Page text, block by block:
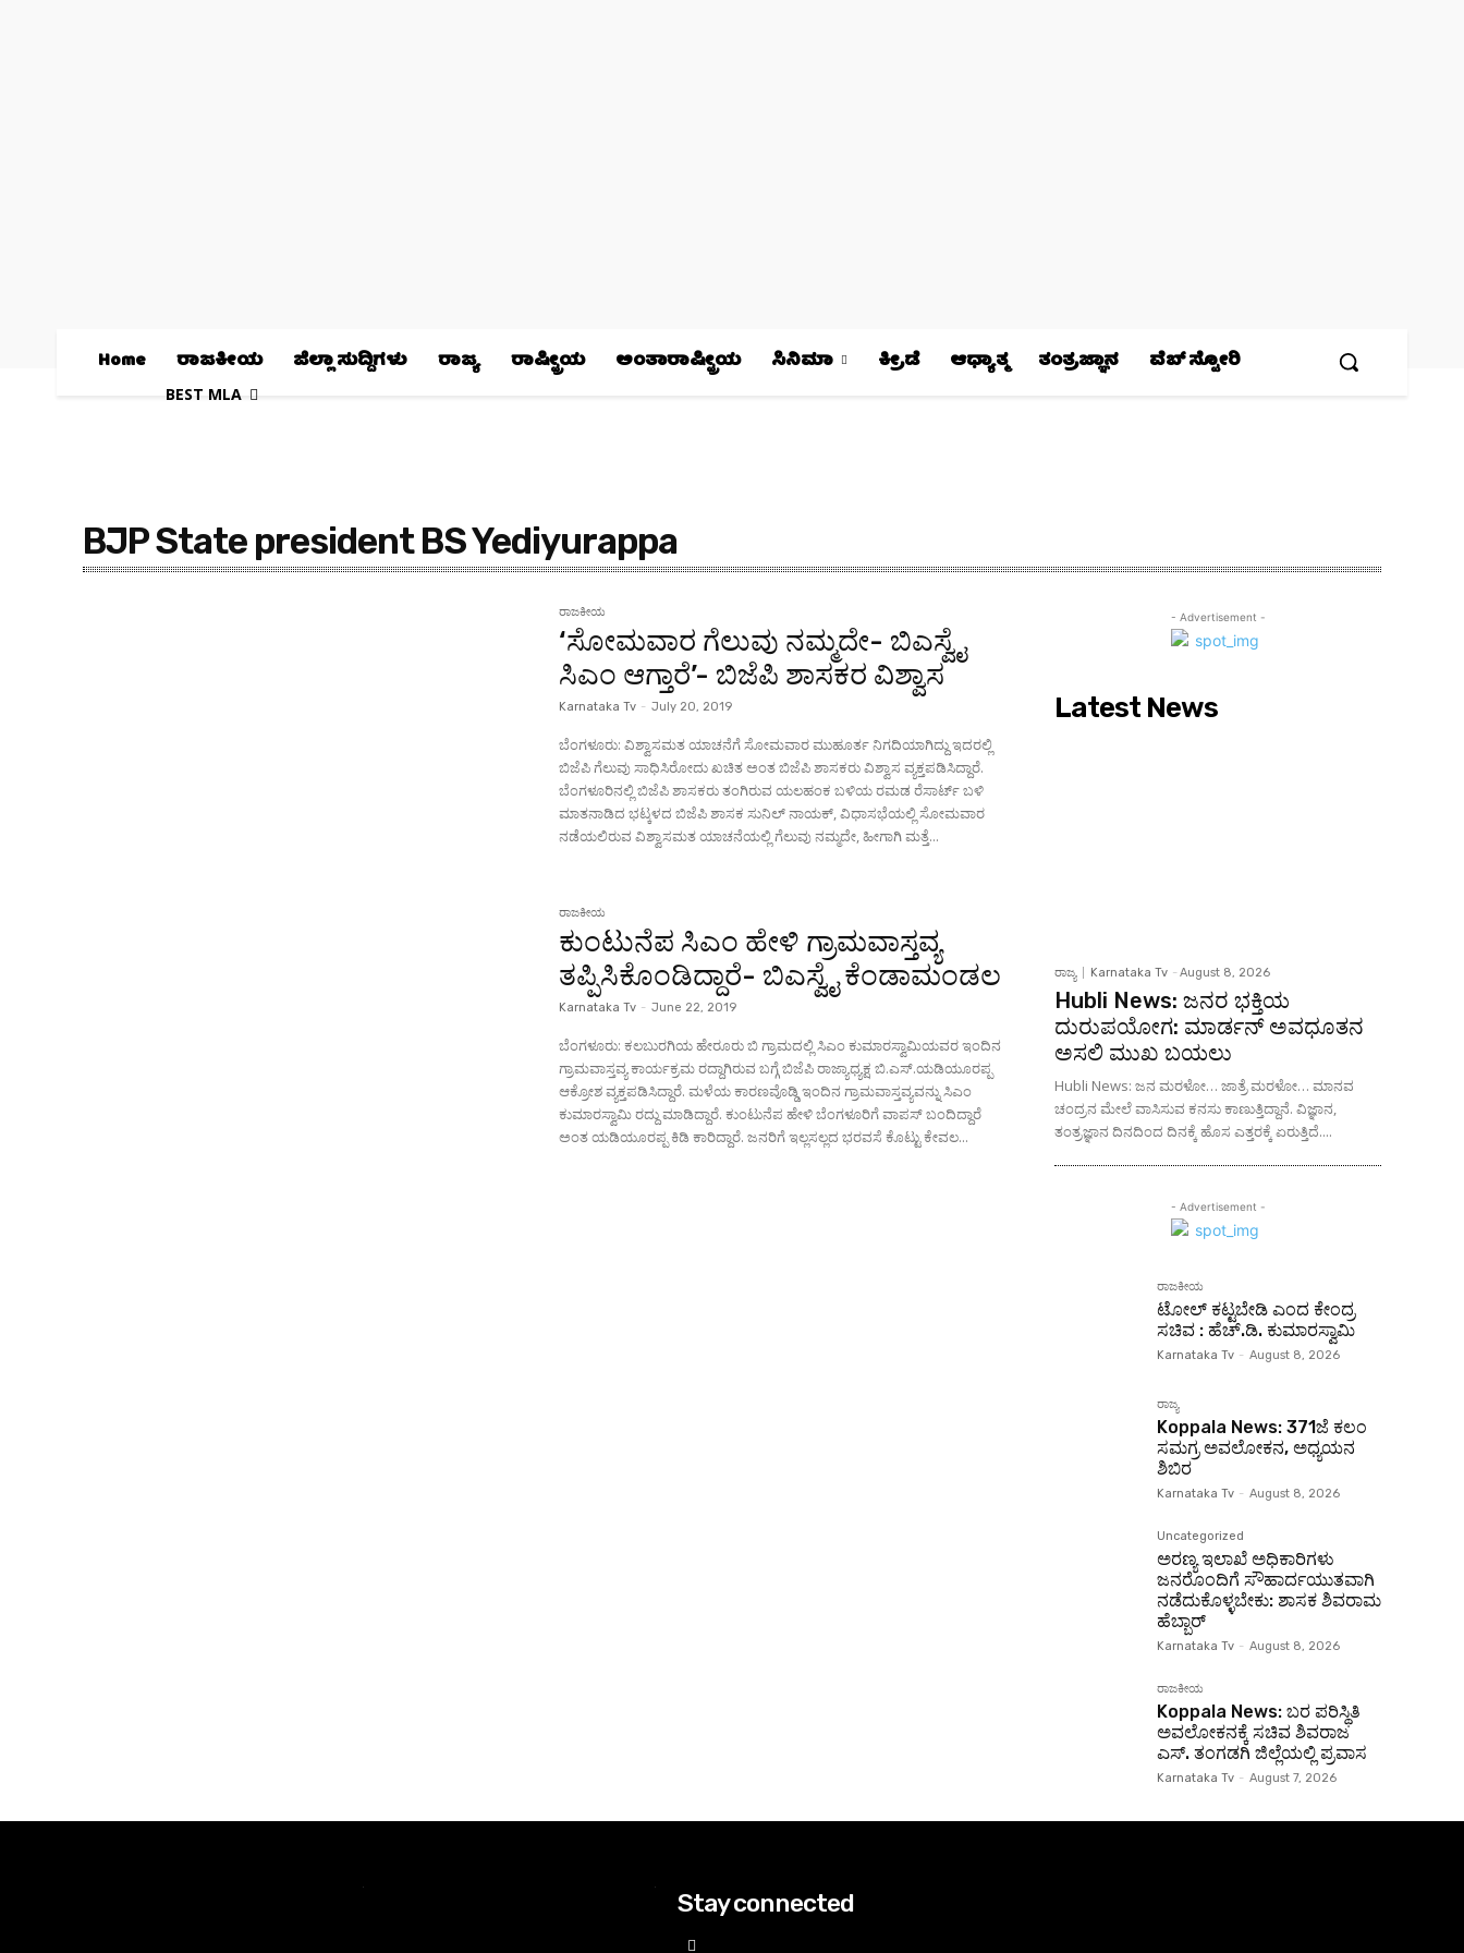
Home ರಾಜಕೀಯ ಜಿಲ್ಲಾ ಸುದ್ದಿಗಳು ರಾಜ್ಯ ರಾಷ್ಟ್ರೀಯ ಅಂತಾರಾಷ್ಟ್ರೀಯ ಸಿನಿಮಾ ಕ್ರೀಡೆ ಆಧ್ಯಾತ್ಮ ತಂತ್ರಜ್ಞಾನ ವೆಬ್ ಸ್ಟೋರಿ
BEST MLA
BJP State president BS Yediyurappa
ರಾಜಕೀಯ
‘ಸೋಮವಾರ ಗೆಲುವು ನಮ್ಮದೇ- ಬಿಎಸ್ವೈ
ಸಿಎಂ ಆಗ್ತಾರೆ’- ಬಿಜೆಪಿ ಶಾಸಕರ ವಿಶ್ವಾಸ
Karnataka Tv - July 20, 2019
ಬೆಂಗಳೂರು: ವಿಶ್ವಾಸಮತ ಯಾಚನೆಗೆ ಸೋಮವಾರ ಮುಹೂರ್ತ ನಿಗದಿಯಾಗಿದ್ದು ಇದರಲ್ಲಿ
ಬಿಜೆಪಿ ಗೆಲುವು ಸಾಧಿಸಿರೋದು ಖಚಿತ ಅಂತ ಬಿಜೆಪಿ ಶಾಸಕರು ವಿಶ್ವಾಸ ವ್ಯಕ್ತಪಡಿಸಿದ್ದಾರೆ.
ಬೆಂಗಳೂರಿನಲ್ಲಿ ಬಿಜೆಪಿ ಶಾಸಕರು ತಂಗಿರುವ ಯಲಹಂಕ ಬಳಿಯ ರಮಡ ರೆಸಾರ್ಟ್ ಬಳಿ
ಮಾತನಾಡಿದ ಭಟ್ಕಳದ ಬಿಜೆಪಿ ಶಾಸಕ ಸುನಿಲ್ ನಾಯಕ್, ವಿಧಾಸಭೆಯಲ್ಲಿ ಸೋಮವಾರ
ನಡೆಯಲಿರುವ ವಿಶ್ವಾಸಮತ ಯಾಚನೆಯಲ್ಲಿ ಗೆಲುವು ನಮ್ಮದೇ, ಹೀಗಾಗಿ ಮತ್ತೆ...
ರಾಜಕೀಯ
ಕುಂಟುನೆಪ ಸಿಎಂ ಹೇಳಿ ಗ್ರಾಮವಾಸ್ತವ್ಯ
ತಪ್ಪಿಸಿಕೊಂಡಿದ್ದಾರೆ- ಬಿಎಸ್ವೈ ಕೆಂಡಾಮಂಡಲ
Karnataka Tv - June 22, 2019
ಬೆಂಗಳೂರು: ಕಲಬುರಗಿಯ ಹೇರೂರು ಬಿ ಗ್ರಾಮದಲ್ಲಿ ಸಿಎಂ ಕುಮಾರಸ್ವಾಮಿಯವರ ಇಂದಿನ
ಗ್ರಾಮವಾಸ್ತವ್ಯ ಕಾರ್ಯಕ್ರಮ ರದ್ದಾಗಿರುವ ಬಗ್ಗೆ ಬಿಜೆಪಿ ರಾಜ್ಯಾಧ್ಯಕ್ಷ ಬಿ.ಎಸ್.ಯಡಿಯೂರಪ್ಪ
ಆಕ್ರೋಶ ವ್ಯಕ್ತಪಡಿಸಿದ್ದಾರೆ. ಮಳೆಯ ಕಾರಣವೊಡ್ಡಿ ಇಂದಿನ ಗ್ರಾಮವಾಸ್ತವ್ಯವನ್ನು ಸಿಎಂ
ಕುಮಾರಸ್ವಾಮಿ ರದ್ದು ಮಾಡಿದ್ದಾರೆ. ಕುಂಟುನೆಪ ಹೇಳಿ ಬೆಂಗಳೂರಿಗೆ ವಾಪಸ್ ಬಂದಿದ್ದಾರೆ
ಅಂತ ಯಡಿಯೂರಪ್ಪ ಕಿಡಿ ಕಾರಿದ್ದಾರೆ. ಜನರಿಗೆ ಇಲ್ಲಸಲ್ಲದ ಭರವಸೆ ಕೊಟ್ಟು ಕೇವಲ...
- Advertisement -
Latest News
ರಾಜ್ಯ Karnataka Tv - August 8, 2026
Hubli News: ಜನರ ಭಕ್ತಿಯ
ದುರುಪಯೋಗ: ಮಾರ್ಡನ್ ಅವಧೂತನ
ಅಸಲಿ ಮುಖ ಬಯಲು
Hubli News: ಜನ ಮರಳೋ… ಜಾತ್ರೆ ಮರಳೋ… ಮಾನವ
ಚಂದ್ರನ ಮೇಲೆ ವಾಸಿಸುವ ಕನಸು ಕಾಣುತ್ತಿದ್ದಾನೆ. ವಿಜ್ಞಾನ,
ತಂತ್ರಜ್ಞಾನ ದಿನದಿಂದ ದಿನಕ್ಕೆ ಹೊಸ ಎತ್ತರಕ್ಕೆ ಏರುತ್ತಿದೆ....
- Advertisement -
ರಾಜಕೀಯ
ಟೋಲ್ ಕಟ್ಟಬೇಡಿ ಎಂದ ಕೇಂದ್ರ
ಸಚಿವ : ಹೆಚ್.ಡಿ. ಕುಮಾರಸ್ವಾಮಿ
Karnataka Tv - August 8, 2026
ರಾಜ್ಯ
Koppala News: 371ಜೆ ಕಲಂ
ಸಮಗ್ರ ಅವಲೋಕನ, ಅಧ್ಯಯನ
ಶಿಬಿರ
Karnataka Tv - August 8, 2026
Uncategorized
ಅರಣ್ಯ ಇಲಾಖೆ ಅಧಿಕಾರಿಗಳು
ಜನರೊಂದಿಗೆ ಸೌಹಾರ್ದಯುತವಾಗಿ
ನಡೆದುಕೊಳ್ಳಬೇಕು: ಶಾಸಕ ಶಿವರಾಮ
ಹೆಬ್ಬಾರ್
Karnataka Tv - August 8, 2026
ರಾಜಕೀಯ
Koppala News: ಬರ ಪರಿಸ್ಥಿತಿ
ಅವಲೋಕನಕ್ಕೆ ಸಚಿವ ಶಿವರಾಜ
ಎಸ್. ತಂಗಡಗಿ ಜಿಲ್ಲೆಯಲ್ಲಿ ಪ್ರವಾಸ
Karnataka Tv - August 7, 2026
Stay connected